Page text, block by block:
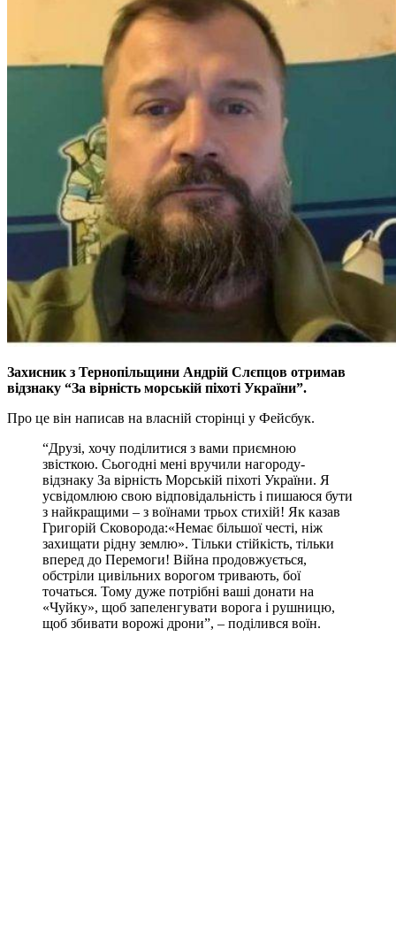
Захисник з Тернопільщини Андрій Слєпцов отримав
відзнаку “За вірність морській піхоті України”.
Про це він написав на власній сторінці у Фейсбук.
“Друзі, хочу поділитися з вами приємною
звісткою. Сьогодні мені вручили нагороду-
відзнаку За вірність Морській піхоті України. Я
усвідомлюю свою відповідальність і пишаюся бути
з найкращими – з воїнами трьох стихій! Як казав
Григорій Сковорода:«Немає більшої честі, ніж
захищати рідну землю». Тільки стійкість, тільки
вперед до Перемоги! Війна продовжується,
обстріли цивільних ворогом тривають, бої
точаться. Тому дуже потрібні ваші донати на
«Чуйку», щоб запеленгувати ворога і рушницю,
щоб збивати ворожі дрони”, – поділився воїн.